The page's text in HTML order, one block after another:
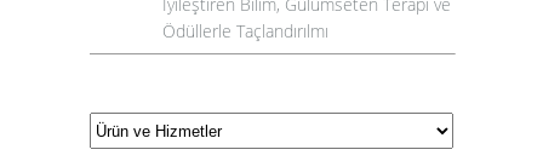
Ödüllerle Taçlandırılmı